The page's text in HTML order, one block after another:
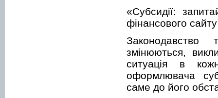
«Субсидії:
фінансового
змінюються,
ситуація в
оформлювача
саме до його